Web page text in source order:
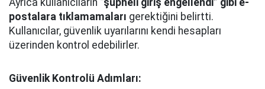
Ayrıca kullanıcıların “şüpheli giriş engellendi” gibi e-
postalara tıklamamaları gerektiğini belirtti.
Kullanıcılar, güvenlik uyarılarını kendi hesapları
üzerinden kontrol edebilirler.
Güvenlik Kontrolü Adımları: